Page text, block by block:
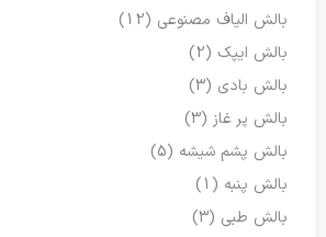
بالش الیاف مصنوعی (12)
بالش ایپک (2)
بالش بادی (3)
بالش پر غاز (3)
بالش پشم شیشه (5)
بالش پنبه (1)
بالش طبی (3)